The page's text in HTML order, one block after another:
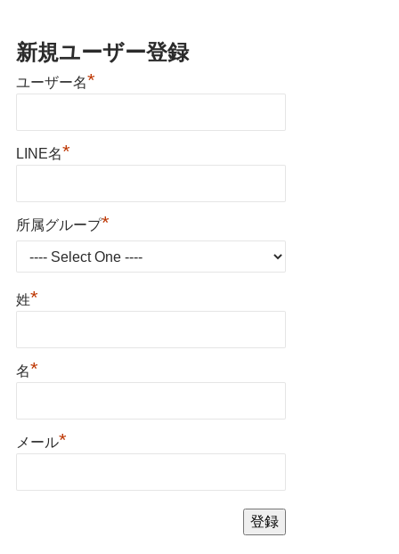
新規ユーザー登録
ユーザー名*
LINE名*
所属グループ*
姓*
名*
メール*